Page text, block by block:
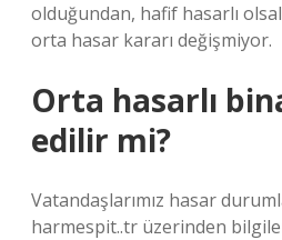
olduğundan, hafif hasarlı
orta hasar kararı değişmiyor.
Orta hasarlı
edilir mi?
Vatandaşlarımız hasar
harmespit..tr üzerinden